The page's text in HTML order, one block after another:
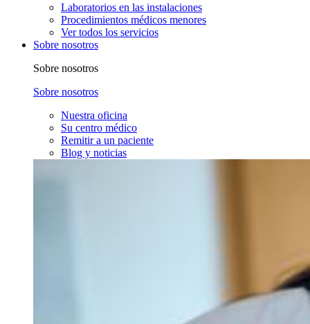
Laboratorios en las instalaciones
Procedimientos médicos menores
Ver todos los servicios
Sobre nosotros
Sobre nosotros
Sobre nosotros
Nuestra oficina
Su centro médico
Remitir a un paciente
Blog y noticias